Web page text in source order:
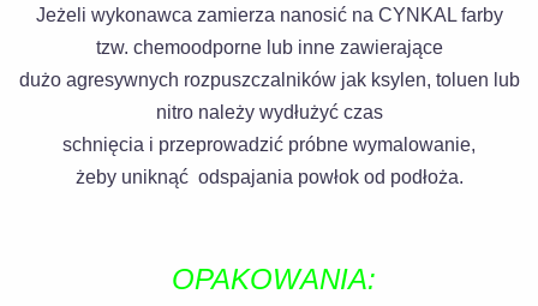
Jeżeli wykonawca zamierza nanosić na CYNKAL farby
tzw. chemoodporne lub inne zawierające
dużo agresywnych rozpuszczalnikówjak ksylen, toluen lub
nitro należy wydłużyć czas
schnięcia i przeprowadzić próbne wymalowanie,
żeby uniknąć odspajania powłok od podłoża.
OPAKOWANIA: